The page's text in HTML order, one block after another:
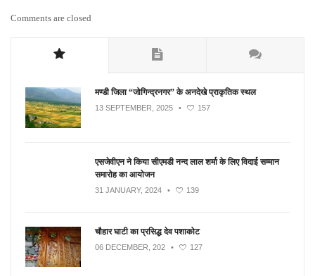
Comments are closed
मण्डी जिला “जोगिन्द्रनगर” के अनदेखे प्राकृतिक स्थल
13 SEPTEMBER, 2025 • 157
एसजेवीएन ने किया सीएमडी नन्‍द लाल शर्मा के लिए विदाई सम्मान
समारोह का आयोजन
31 JANUARY, 2024 • 139
चौहार घाटी का प्रसिद्ध देव पशाकोट
06 DECEMBER, 202 • 127